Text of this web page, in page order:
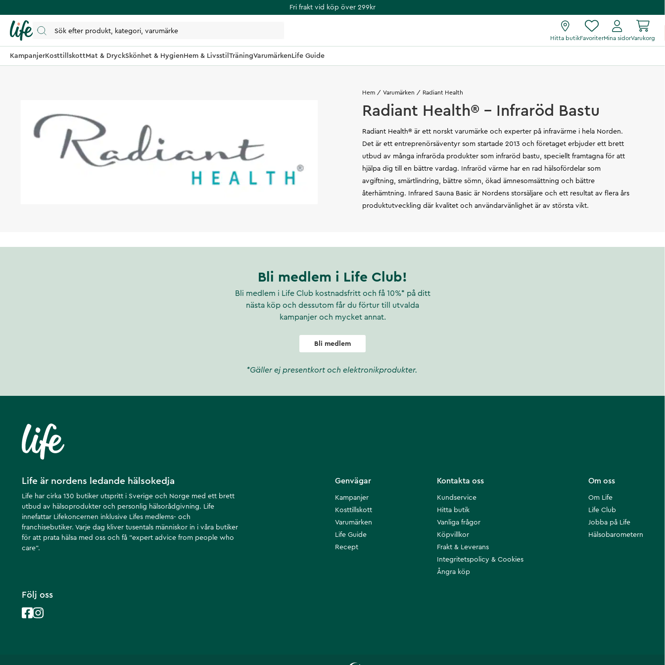
Fri frakt vid köp över 299kr
Hitta butikFavoriterMina sidorVarukorg
KampanjerKosttillskottMat & DryckSkönhet & HygienHem & Livsstil TräningVarumärkenLife Guide
Hem Varumärken Radiant Health
Radiant Health® - Infraröd Bastu
Radiant Health® är ett norskt varumärke och experter på infravärme i hela Norden.
Det är ett entreprenörsäventyr som startade 2013 och företaget erbjuder ett brett
utbud av många infraröda produkter som infraröd bastu, speciellt framtagna för att
hjälpa dig till en bättre vardag. Infraröd värme har en rad hälsofördelar som
avgiftning, smärtlindring, bättre sömn, ökad ämnesomsättning och bättre
återhämtning. Infrared Sauna Basic är Nordens storsäljare och ett resultat av flera års
produktutveckling där kvalitet och användarvänlighet är av största vikt.
Bli medlem i Life Club!
Bli medlem i Life Club kostnadsfritt och få 10%* på ditt
nästa köp och dessutom får du förtur till utvalda
kampanjer och mycket annat.
Bli medlem
*Gäller ej presentkort och elektronikprodukter.
Life är nordens ledande hälsokedja
Life har cirka 130 butiker utspritt i Sverige och Norge med ett brett
utbud av hälsoprodukter och personlig hälsorådgivning. Life
innefattar Lifekoncernen inklusive Lifes medlems- och
franchisebutiker. Varje dag kliver tusentals människor in i våra butiker
för att prata hälsa med oss och få ”expert advice from people who
care”.
Om oss
Om Life
Life Club
Jobba på Life
Hälsobarometern
Kontakta oss
Kundservice
Hitta butik
Vanliga frågor
Köpvillkor
Frakt & Leverans
Integritetspolicy & Cookies
Ångra köp
Genvägar
Kampanjer
Kosttillskott
Varumärken
Life Guide
Recept
Följ oss